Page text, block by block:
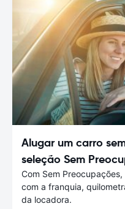
Alugar um carro
seleção Sem
Com Sem
com a franquia,
da locadora.